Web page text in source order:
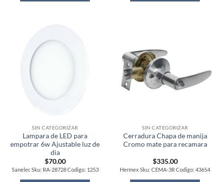
SIN CATEGORIZAR
Lampara de LED para
empotrar 6w Ajustable luz de
dia
$70.00
Sanelec Sku: RA-28728 Codigo: 1253
SIN CATEGORIZAR
Cerradura Chapa de manija
Cromo mate para recamara
$335.00
Hermex Sku: CEMA-3R Codigo: 43654